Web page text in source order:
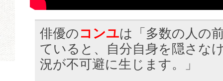
俳優の コンユは「多数の人の
ていると、自分自身を隠さな
況が不可避に生じます。」